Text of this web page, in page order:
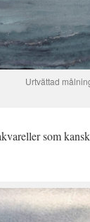
Urtvättad
som